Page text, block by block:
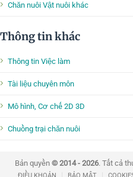
Chăn nuôi Vật nuôi khác
Thông tin khác
Thông tin Việc làm
Tài liệu chuyên môn
Mô hình, Cơ chế 2D 3D
Chuồng trại chăn nuôi
Bản quyền © 2014 - 2026. Tất cả